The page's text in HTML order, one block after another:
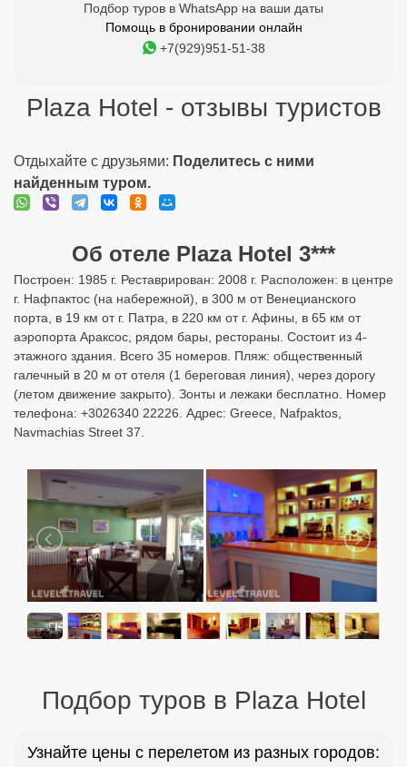
Подбор туров в WhatsApp на ваши даты
Помощь в бронировании онлайн
+7(929)951-51-38
Plaza Hotel - отзывы туристов
Отдыхайте с друзьями: Поделитесь с ними
найденным туром.
Об отеле Plaza Hotel 3***
Построен: 1985 г. Реставрирован: 2008 г. Расположен: в центре
г. Нафпактос (на набережной), в 300 м от Венецианского
порта, в 19 км от г. Патра, в 220 км от г. Афины, в 65 км от
аэропорта Араксос, рядом бары, рестораны. Состоит из 4-
этажного здания. Всего 35 номеров. Пляж: общественный
галечный в 20 м от отеля (1 береговая линия), через дорогу
(летом движение закрыто). Зонты и лежаки бесплатно. Номер
телефона: +3026340 22226. Адрес: Greece, Nafpaktos,
Navmachias Street 37.
Подбор туров в Plaza Hotel
Узнайте цены с перелетом из разных городов: